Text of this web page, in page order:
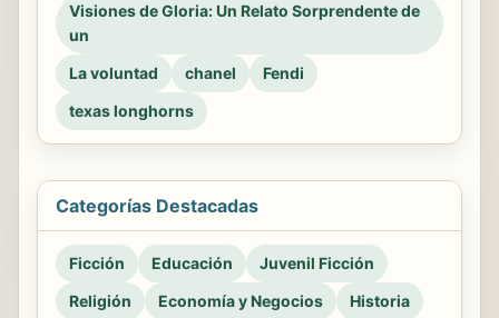
Visiones de Gloria: Un Relato Sorprendente de
un
La voluntad
chanel
Fendi
texas longhorns
Categorías Destacadas
Ficción Educación
Juvenil Ficción
Religión
Economía y Negocios Historia